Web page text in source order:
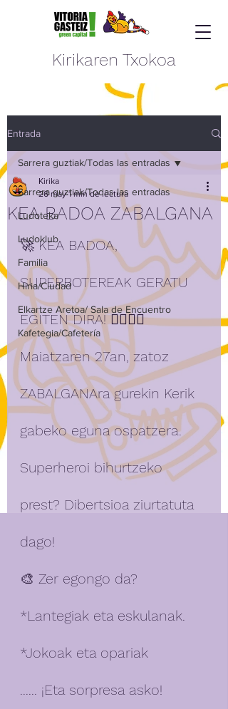
Kirikaren Txokoa
Entrada
Sarrera guztiak/Todas las entradas
Ludoteka
Ludoklub
Familia
Hiria/Ciudad
Elkartze Aretoa/ Sala de Encuentro
Kafetegia/Cafetería
Sarrera guztiak/Todas las entradas
KEA BADOA ZABALGANA
Kirika
26 may 1 min de lectura
🚀 KEA BADOA,
SUPERBOTEREAK GERATU
EGITEN DIRA! 🦸‍♂️🦸‍♀️
Maiatzaren 27an, zatoz
ZABALGANAra gurekin Kerik
gabeko eguna ospatzera.
Superheroi bihurtzeko
prest? Dibertsioa ziurtatuta
dago!
🎨 Zer egongo da?
*Lantegiak eta eskulanak.
*Jokoak eta opariak
...... ¡Eta sorpresa asko!